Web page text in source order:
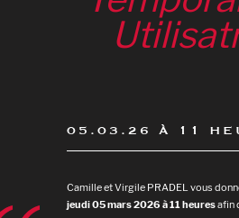
0
05.03.26 À 11
Camille et Virgile PRADEL vous
jeudi 05 mars 2026 à 11 heuresafin